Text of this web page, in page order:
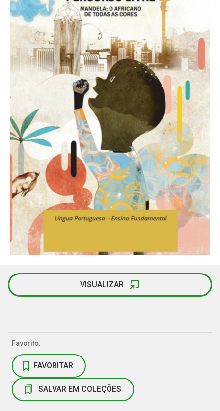
VISUALIZAR
Favorito:
FAVORITAR
SALVAR EM COLEÇÕES